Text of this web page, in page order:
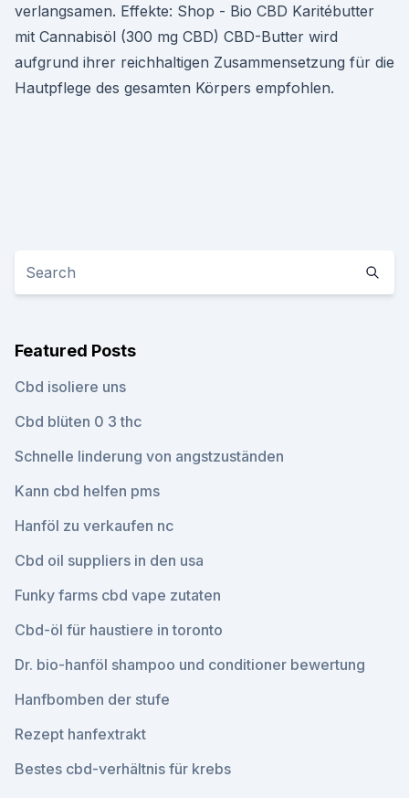
verlangsamen. Effekte: Shop - Bio CBD Karitébutter
mit Cannabisöl (300 mg CBD) CBD-Butter wird
aufgrund ihrer reichhaltigen Zusammensetzung für die
Hautpflege des gesamten Körpers empfohlen.
Featured Posts
Cbd isoliere uns
Cbd blüten 0 3 thc
Schnelle linderung von angstzuständen
Kann cbd helfen pms
Hanföl zu verkaufen nc
Cbd oil suppliers in den usa
Funky farms cbd vape zutaten
Cbd-öl für haustiere in toronto
Dr. bio-hanföl shampoo und conditioner bewertung
Hanfbomben der stufe
Rezept hanfextrakt
Bestes cbd-verhältnis für krebs